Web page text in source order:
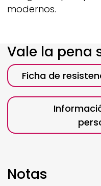
modernos.
Vale la pena
Ficha de
Notas